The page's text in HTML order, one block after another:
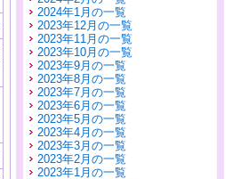
2024年1月の一覧
2023年12月の一覧
2023年11月の一覧
2023年10月の一覧
2023年9月の一覧
2023年8月の一覧
2023年7月の一覧
2023年6月の一覧
2023年5月の一覧
2023年4月の一覧
2023年3月の一覧
2023年2月の一覧
2023年1月の一覧